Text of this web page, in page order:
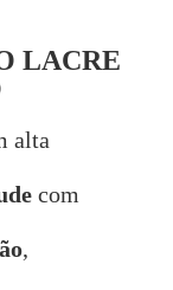
LACRE
alta
com
,